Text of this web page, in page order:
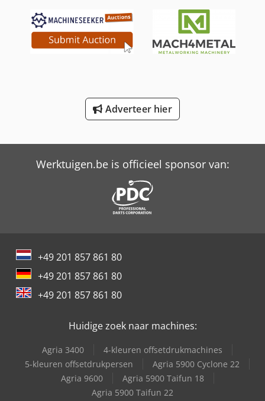
Tabe Agb-275
Tabe Agb-375
Versalift Vtl-140-F
Adverteer hier
Werktuigen.be is officieel sponsor van:
+49 201 857 861 80
+49 201 857 861 80
+49 201 857 861 80
Huidige zoek naar machines:
Agria 3400
4-kleuren offsetdrukmachines
5-kleuren offsetdrukpersen
Agria 5900 Cyclone 22
Agria 9600
Agria 5900 Taifun 18
Agria 5900 Taifun 22